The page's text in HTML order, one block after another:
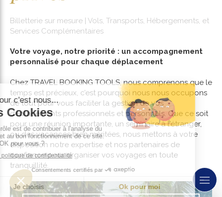
Billetterie sur mesure | Vols, Transports, Hébergements, et
Services Complémentaires
Votre voyage, notre priorité : un accompagnement
personnalisé pour chaque déplacement
Chez TRAVEL BOOKING TOOLS, nous comprenons que le
temps est précieux, c’est pourquoi nous nous occupons
de tout pour vous faciliter la gestion de vos
déplacements professionnels et personnels. Que ce soit
pour une réunion importante, un séminaire à l'étranger,
ou des vacances bien méritées, nous mettons à votre
disposition notre expertise et nos partenaires de
confiance pour organiser vos voyages en toute
tranquillité.